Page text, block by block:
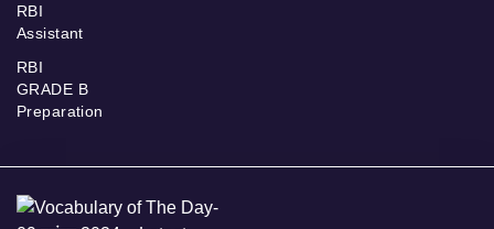
RBI
Assistant
RBI
GRADE B
Preparation